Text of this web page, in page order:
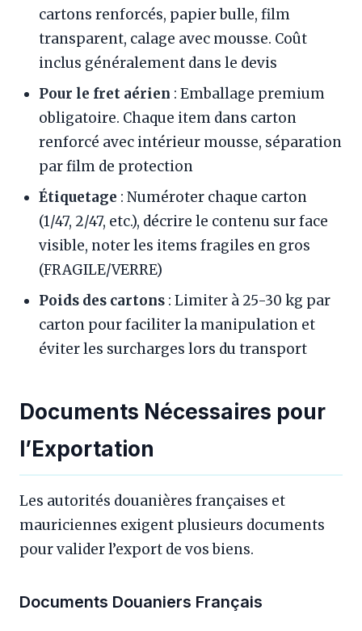
cartons renforcés, papier bulle, film
transparent, calage avec mousse. Coût
inclus généralement dans le devis
Pour le fret aérien : Emballage premium
obligatoire. Chaque item dans carton
renforcé avec intérieur mousse, séparation
par film de protection
Étiquetage : Numéroter chaque carton
(1/47, 2/47, etc.), décrire le contenu sur face
visible, noter les items fragiles en gros
(FRAGILE/VERRE)
Poids des cartons : Limiter à 25-30 kg par
carton pour faciliter la manipulation et
éviter les surcharges lors du transport
Documents Nécessaires pour
l’Exportation
Les autorités douanières françaises et
mauriciennes exigent plusieurs documents
pour valider l’export de vos biens.
Documents Douaniers Français